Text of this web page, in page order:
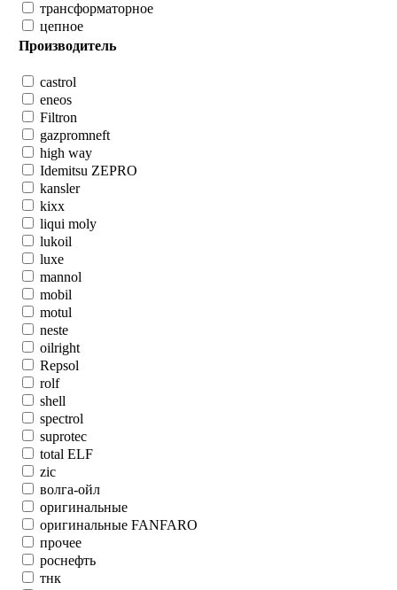
трансформаторное
цепное
Производитель
castrol
eneos
Filtron
gazpromneft
high way
Idemitsu ZEPRO
kansler
kixx
liqui moly
lukoil
luxe
mannol
mobil
motul
neste
oilright
Repsol
rolf
shell
spectrol
suprotec
total ELF
zic
волга-ойл
оригинальные
оригинальные FANFARO
прочее
роснефть
тнк